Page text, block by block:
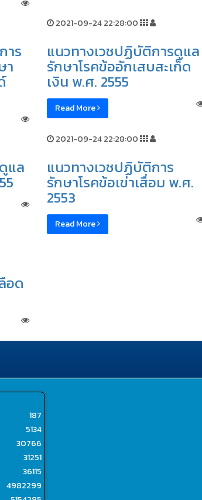
าร
า
2021-09-24 22:28:00
แนวทางเวชปฏิบัติการดูแล
รักษาโรคข้ออักเสบสะเก็ด
เงิน พ.ศ. 2555
Read More
แล
2021-09-24 22:28:00
แนวทางเวชปฏิบัติการ
รักษาโรคข้อเข่าเสื่อม พ.ศ.
2553
Read More
อด
187
5134
30766
31251
36115
4982299